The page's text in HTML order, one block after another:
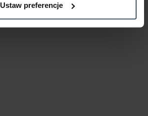
Ustaw preferencje